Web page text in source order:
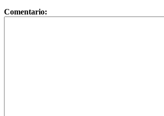
Comentario: